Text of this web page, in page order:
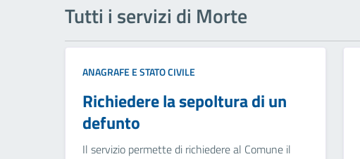
Tutti i servizi di Morte
ANAGRAFE E STATO CIVILE
Richiedere la sepoltura di un
defunto
Il servizio permette di richiedere al Comune il